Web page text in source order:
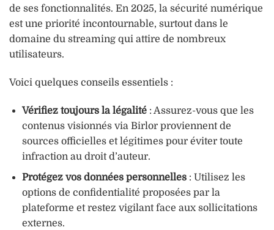
de ses fonctionnalités. En 2025, la sécurité numérique
est une priorité incontournable, surtout dans le
domaine du streaming qui attire de nombreux
utilisateurs.
Voici quelques conseils essentiels :
Vérifiez toujours la légalité: Assurez-vous que les
contenus visionnés via Birlor proviennent de
sources officielles et légitimes pour éviter toute
infraction au droit d’auteur.
Protégez vos données personnelles: Utilisez les
options de confidentialité proposées par la
plateforme et restez vigilant face aux sollicitations
externes.